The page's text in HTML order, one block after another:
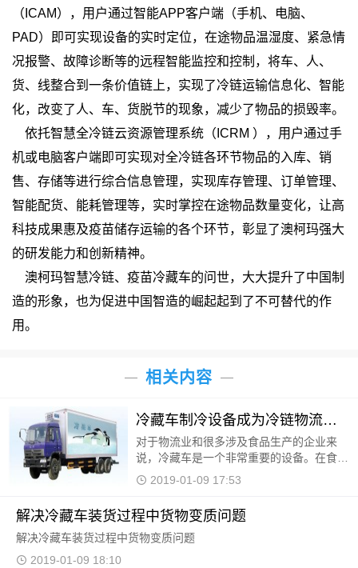
（ICAM），用户通过智能APP客户端（手机、电脑、
PAD）即可实现设备的实时定位，在途物品温湿度、紧急情
况报警、故障诊断等的远程智能监控和控制，将车、人、
货、线整合到一条价值链上，实现了冷链运输信息化、智能
化，改变了人、车、货脱节的现象，减少了物品的损毁率。
依托智慧全冷链云资源管理系统（ICRM ），用户通过手
机或电脑客户端即可实现对全冷链各环节物品的入库、销
售、存储等进行综合信息管理，实现库存管理、订单管理、
智能配货、能耗管理等，实时掌控在途物品数量变化，让高
科技成果惠及疫苗储存运输的各个环节，彰显了澳柯玛强大
的研发能力和创新精神。
澳柯玛智慧冷链、疫苗冷藏车的问世，大大提升了中国制
造的形象，也为促进中国智造的崛起起到了不可替代的作
用。
相关内容
冷藏车制冷设备成为冷链物流的关键性环节
对于物流业和很多涉及食品生产的企业来
说，冷藏车是一个非常重要的设备。在食物
全球化的今天，新鲜的蔬果和地方产物经常
2019-01-09 17:53
解决冷藏车装货过程中货物变质问题
解决冷藏车装货过程中货物变质问题
2019-01-09 18:10